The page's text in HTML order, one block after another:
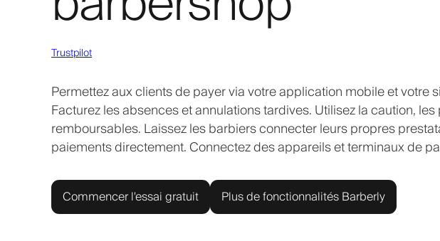
Trustpilot
Permettez aux clients de payer via votre application mobile et votre
Facturez les absences et annulations tardives. Utilisez la caution,
remboursables. Laissez les barbiers connecter leurs propres
paiements directement. Connectez des appareils et terminaux de
Commencer l'essai gratuit Plus de fonctionnalités Barberly